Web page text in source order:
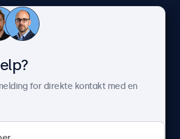
Kundeservice
for direkte kontakt med en